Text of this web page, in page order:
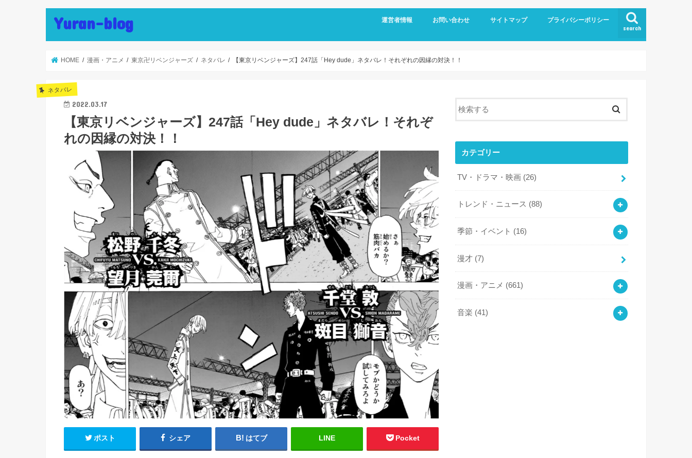
Yuran-blog search
運営者情報 お問い合わせ サイトマップ プライバシーポリシー
HOME 漫画・アニメ 東京卍リベンジャーズ ネタバレ 【東京リベンジャーズ】247話「Hey dude」ネタバレ！それぞれの因縁の対決！！
ネタバレ
2022.03.17
【東京リベンジャーズ】247話「Hey dude」ネタバレ！それぞ
れの因縁の対決！！
ポスト シェア はてブ LINE Pocket
カテゴリー
TV・ドラマ・映画 (26)
トレンド・ニュース (88)
季節・イベント (16)
漫才 (7)
漫画・アニメ (661)
音楽 (41)